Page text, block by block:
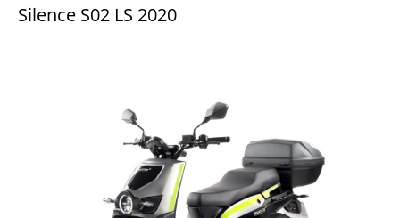
Silence S02 LS 2020